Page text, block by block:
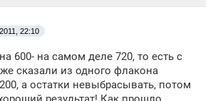
22:10
600- на самом деле 720, то есть с
сказали из одного флакона
а остатки невыбрасывать, потом